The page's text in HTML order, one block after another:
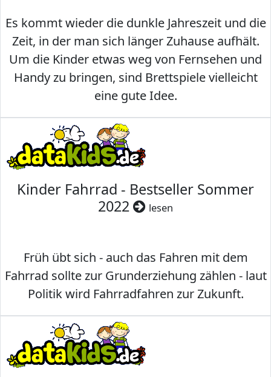
Es kommt wieder die dunkle Jahreszeit und die
Zeit, in der man sich länger Zuhause aufhält.
Um die Kinder etwas weg von Fernsehen und
Handy zu bringen, sind Brettspiele vielleicht
eine gute Idee.
Kinder Fahrrad - Bestseller Sommer
2022
lesen
Früh übt sich - auch das Fahren mit dem
Fahrrad sollte zur Grunderziehung zählen - laut
Politik wird Fahrradfahren zur Zukunft.